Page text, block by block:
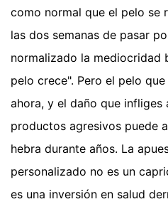
como normal que el pelo se
las dos semanas de pasar
normalizado la mediocridad
pelo crece". Pero el pelo
ahora, y el daño que
productos agresivos puede
hebra durante años. La
personalizado no es un
es una inversión en salud